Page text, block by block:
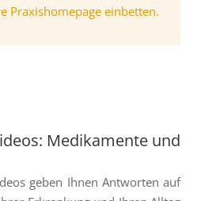
Praxishomepage einbetten.
Medikamente und
geben Ihnen Antworten auf